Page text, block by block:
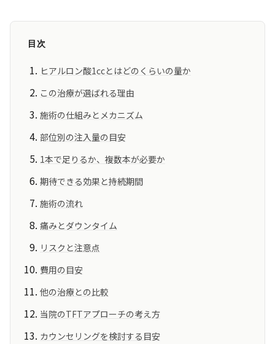
目次
ヒアルロン酸1ccとはどのくらいの量か
この治療が選ばれる理由
施術の仕組みとメカニズム
部位別の注入量の目安
1本で足りるか、複数本が必要か
期待できる効果と持続期間
施術の流れ
痛みとダウンタイム
リスクと注意点
費用の目安
他の治療との比較
当院のTFTアプローチの考え方
カウンセリングを検討する目安